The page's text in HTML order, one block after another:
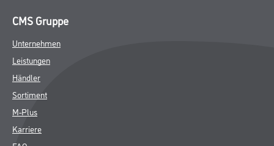
CMS Gruppe
Unternehmen
Leistungen
Händler
Sortiment
M-Plus
Karriere